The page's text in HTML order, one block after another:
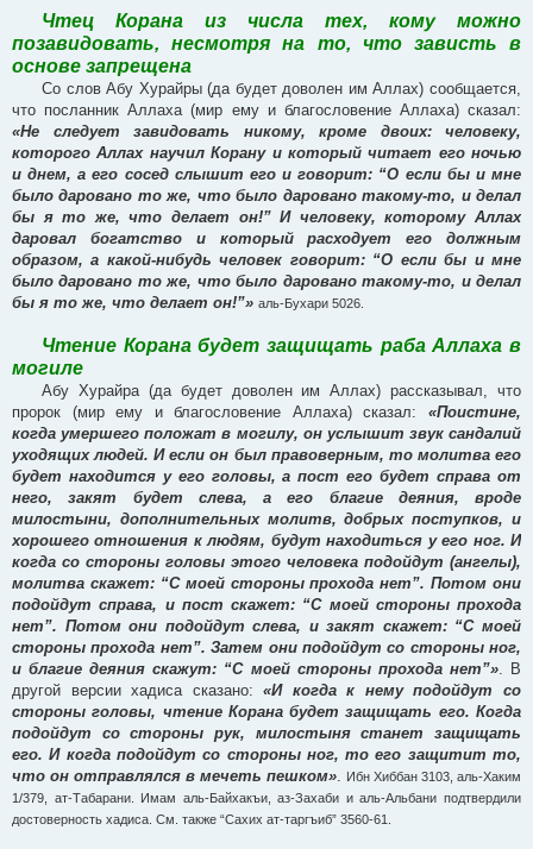
Чтец Корана из числа тех, кому можно
позавидовать, несмотря на то, что зависть в
основе запрещена
Со слов Абу Хурайры (да будет доволен им Аллах) сообщается,
что посланник Аллаха (мир ему и благословение Аллаха) сказал:
«Не следует завидовать никому, кроме двоих: человеку,
которого Аллах научил Корану и который читает его ночью
и днем, а его сосед слышит его и говорит: “О если бы и мне
было даровано то же, что было даровано такому-то, и делал
бы я то же, что делает он!” И человеку, которому Аллах
даровал богатство и который расходует его должным
образом, а какой-нибудь человек говорит: “О если бы и мне
было даровано то же, что было даровано такому-то, и делал
бы я то же, что делает он!”» аль-Бухари 5026.
Чтение Корана будет защищать раба Аллаха в
могиле
Абу Хурайра (да будет доволен им Аллах) рассказывал, что
пророк (мир ему и благословение Аллаха) сказал: «Поистине,
когда умершего положат в могилу, он услышит звук сандалий
уходящих людей. И если он был правоверным, то молитва его
будет находится у его головы, а пост его будет справа от
него, закят будет слева, а его благие деяния, вроде
милостыни, дополнительных молитв, добрых поступков, и
хорошего отношения к людям, будут находиться у его ног. И
когда со стороны головы этого человека подойдут (ангелы),
молитва скажет: “С моей стороны прохода нет”. Потом они
подойдут справа, и пост скажет: “С моей стороны прохода
нет”. Потом они подойдут слева, и закят скажет: “С моей
стороны прохода нет”. Затем они подойдут со стороны ног,
и благие деяния скажут: “С моей стороны прохода нет”». В
другой версии хадиса сказано:«И когда к нему подойдут со
стороны головы, чтение Корана будет защищать его. Когда
подойдут со стороны рук, милостыня станет защищать
его. И когда подойдут со стороны ног, то его защитит то,
что он отправлялся в мечеть пешком»
Ибн Хиббан 3103, аль-Хаким
1/379, ат-Табарани. Имам аль-Байхакъи, аз-Захаби и аль-Альбани подтвердили
достоверность хадиса. См. также “Сахих ат-таргъиб” 3560-61.